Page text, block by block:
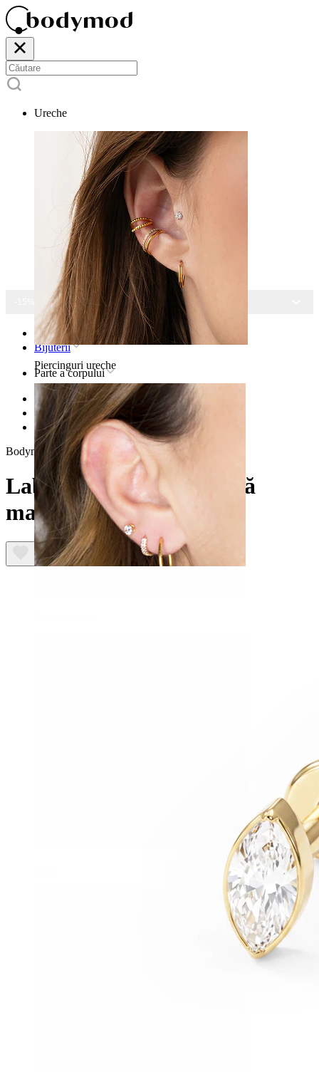
Ureche
Piercinguri ureche
-15% LA TOATE BIJUTERIILE
Pagina principală
Bijuterii
Parte a corpului
Buză
Bijuterii piercing buză titan
Labret din titan cu piatră marchiză
Bodymod Trend
Labret din titan cu piatră
marchiză